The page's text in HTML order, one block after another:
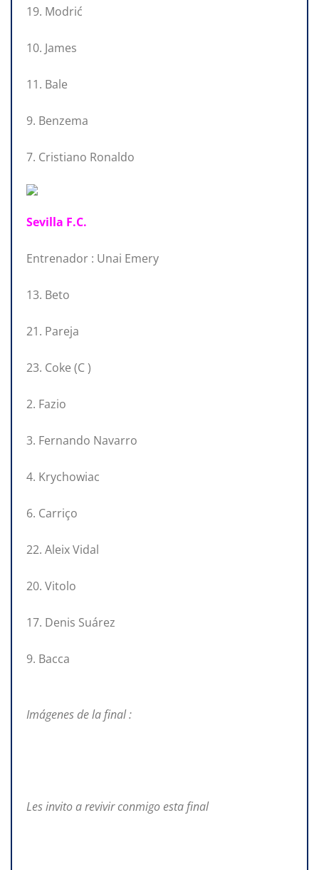
19. Modrić
10. James
11. Bale
9. Benzema
7. Cristiano Ronaldo
Sevilla F.C.
Entrenador : Unai Emery
13. Beto
21. Pareja
23. Coke (C )
2. Fazio
3. Fernando Navarro
4. Krychowiac
6. Carriço
22. Aleix Vidal
20. Vitolo
17. Denis Suárez
9. Bacca
Imágenes de la final :
Les invito a revivir conmigo esta final